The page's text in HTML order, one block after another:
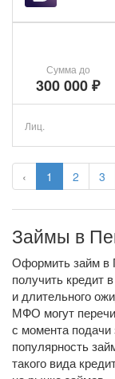
‹ 1 2 3
Сумма до
300 000 ₽
Лиц.
Займы в
Оформить займ в
получить кредит
и длительного
МФО могут
с момента
популярность
такого вида